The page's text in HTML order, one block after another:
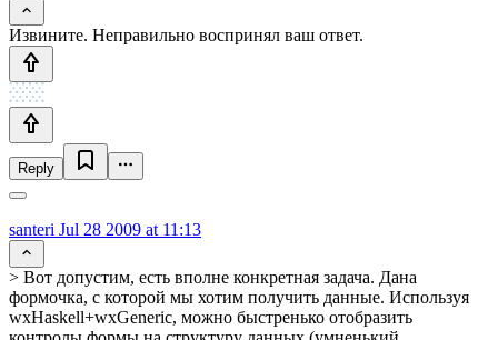
Извините. Неправильно воспринял ваш ответ.
Reply
santeri Jul 28 2009 at 11:13
> Вот допустим, есть вполне конкретная задача. Дана
формочка, с которой мы хотим получить данные. Используя
wxHaskell+wxGeneric, можно быстренько отобразить